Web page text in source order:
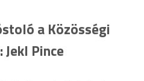
a Közösségi
Jekl Pince